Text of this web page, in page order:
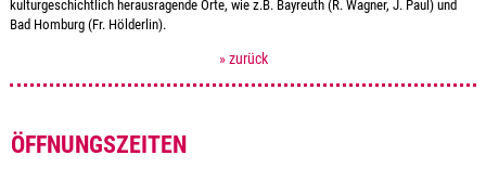
kulturgeschichtlich herausragende Orte, wie z.B. Bayreuth (R. Wagner, J. Paul) und
Bad Homburg (Fr. Hölderlin).
» zurück
ÖFFNUNGSZEITEN